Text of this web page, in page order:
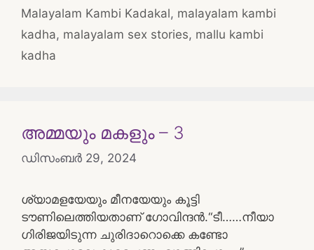
Malayalam Kambi Kadakal, malayalam kambi
kadha, malayalam sex stories, mallu kambi
kadha
അമ്മയും മകളും – 3
ഡിസംബർ 29, 2024
ശ്യാമളയേയും മീനയേയും കൂട്ടി
ടൗണിലെത്തിയതാണ് ഗോവിന്ദൻ.“ടീ……നീയാ
ഗിരിജയിടുന്ന ചുരിദാറൊക്കെ കണ്ടോ